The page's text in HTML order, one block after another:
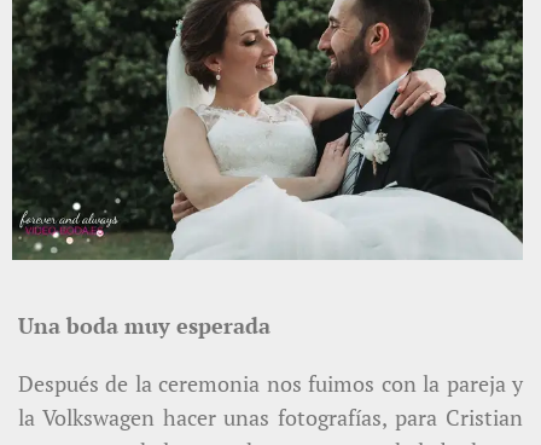
Una boda muy esperada
Después de la ceremonia nos fuimos con la pareja y
la Volkswagen hacer unas fotografías, para Cristian